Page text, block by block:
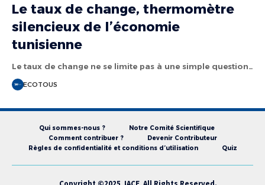
Le taux de change, thermomètre
silencieux de l’économie
tunisienne
Le taux de change ne se limite pas à une simple question…
ECOTOUS
Qui sommes-nous ?
Notre Comité Scientifique
Comment contribuer ?
Devenir Contributeur
Règles de confidentialité et conditions d’utilisation
Quiz